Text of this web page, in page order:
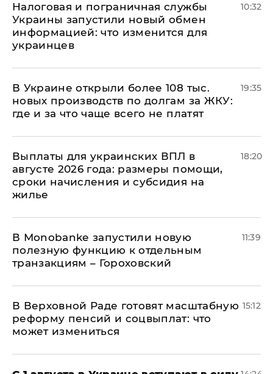
Налоговая и пограничная службы
Украины запустили новый обмен
информацией: что изменится для
украинцев
10:32
В Украине открыли более 108 тыс.
новых производств по долгам за ЖКУ:
где и за что чаще всего не платят
19:35
Выплаты для украинских ВПЛ в
августе 2026 года: размеры помощи,
сроки начисления и субсидия на
жилье
18:20
В Мonobankе запустили новую
полезную функцию к отдельным
транзакциям – Гороховский
11:39
В Верховной Раде готовят масштабную
реформу пенсий и соцвыплат: что
может измениться
15:12